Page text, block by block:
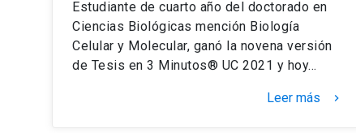
Estudiante de cuarto año del doctorado en
Ciencias Biológicas mención Biología
Celular y Molecular, ganó la novena versión
de Tesis en 3 Minutos® UC 2021 y hoy…
Leer más keyboard_arrow_right